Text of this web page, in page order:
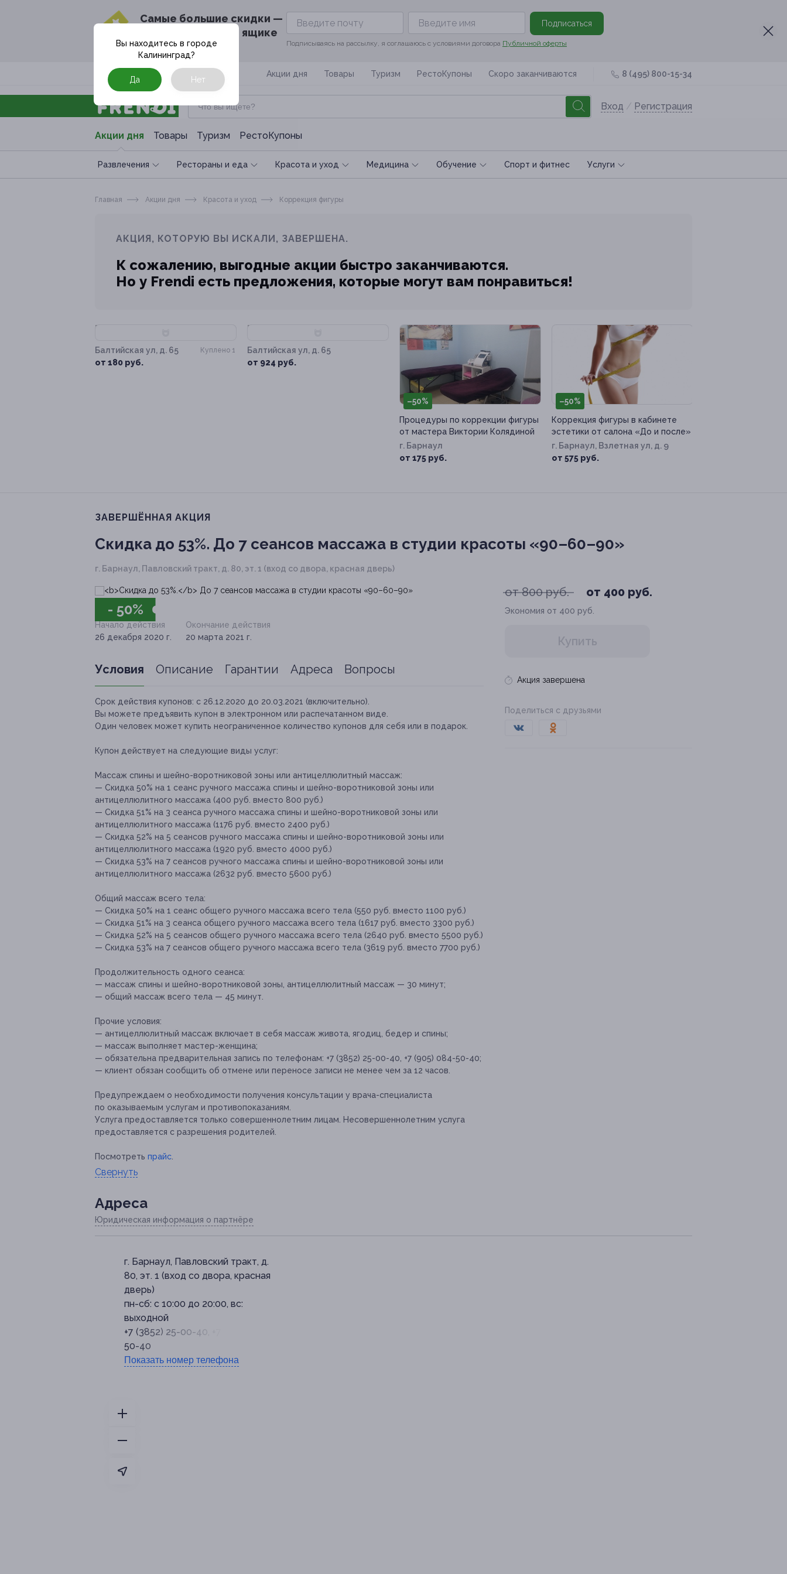
Cамые большие скидки —
в твоём почтовом ящике
Подписаться
Подписываясь на рассылку, я соглашаюсь с условиями договора Публичной оферты
Москва Акции дня Товары Туризм РестоКупоны Скоро заканчиваются 8 (495) 800-15-34
Вход / Регистрация
Акции дня Товары Туризм РестоКупоны
Развлечения Рестораны и еда Красота и уход Медицина Обучение Спoрт и фитнес Услуги
Вы находитесь в городе
Калининград?
Да Нет
Главная Акции дня Красота и уход Коррекция фигуры
АКЦИЯ, КОТОРУЮ ВЫ ИСКАЛИ, ЗАВЕРШЕНА.
К сожалению, выгодные акции быстро заканчиваются.
Но у Frendi есть предложения, которые могут вам понравиться!
Балтийская ул, д. 65
от 180 руб.
Куплено 1
Балтийская ул, д. 65
от 924 руб.
–50%
Процедуры по коррекции фигуры
от мастера Виктории Колядиной
г. Барнаул
от 175 руб.
–50%
Коррекция фигуры в кабинете
эстетики от салона «До и после»
г. Барнаул, Взлетная ул, д. 9
от 575 руб.
ЗАВЕРШЁННАЯ АКЦИЯ
Скидка до 53%. До 7 сеансов массажа в студии красоты «90–60–90»
г. Барнаул, Павловский тракт, д. 80, эт. 1 (вход со двора, красная дверь)
- 50%
от 800 руб. от 400 руб.
Экономия от 400 руб.
Купить
Акция завершена
Поделиться с друзьями
Начало действия
26 декабря 2020 г.
Окончание действия
20 марта 2021 г.
Условия Описание Гарантии Адреса Вопросы
Срок действия купонов: с 26.12.2020 до 20.03.2021 (включительно).
Вы можете предъявить купон в электронном или распечатанном виде.
Один человек может купить неограниченное количество купонов для себя или в подарок.
Купон действует на следующие виды услуг:
Массаж спины и шейно-воротниковой зоны или антицеллюлитный массаж:
— Скидка 50% на 1 сеанс ручного массажа спины и шейно-воротниковой зоны или
антицеллюлитного массажа (400 руб. вместо 800 руб.)
— Скидка 51% на 3 сеанса ручного массажа спины и шейно-воротниковой зоны или
антицеллюлитного массажа (1176 руб. вместо 2400 руб.)
— Скидка 52% на 5 сеансов ручного массажа спины и шейно-воротниковой зоны или
антицеллюлитного массажа (1920 руб. вместо 4000 руб.)
— Скидка 53% на 7 сеансов ручного массажа спины и шейно-воротниковой зоны или
антицеллюлитного массажа (2632 руб. вместо 5600 руб.)
Общий массаж всего тела:
— Скидка 50% на 1 сеанс общего ручного массажа всего тела (550 руб. вместо 1100 руб.)
— Скидка 51% на 3 сеанса общего ручного массажа всего тела (1617 руб. вместо 3300 руб.)
— Скидка 52% на 5 сеансов общего ручного массажа всего тела (2640 руб. вместо 5500 руб.)
— Скидка 53% на 7 сеансов общего ручного массажа всего тела (3619 руб. вместо 7700 руб.)
Продолжительность одного сеанса:
— массаж спины и шейно-воротниковой зоны, антицеллюлитный массаж — 30 минут;
— общий массаж всего тела — 45 минут.
Прочие условия:
— антицеллюлитный массаж включает в себя массаж живота, ягодиц, бедер и спины;
— массаж выполняет мастер-женщина;
— обязательна предварительная запись по телефонам: +7 (3852) 25-00-40, +7 (905) 084-50-40;
— клиент обязан сообщить об отмене или переносе записи не менее чем за 12 часов.
Предупреждаем о необходимости получения консультации у врача-специалиста
по оказываемым услугам и противопоказаниям.
Услуга предоставляется только совершеннолетним лицам. Несовершеннолетним услуга
предоставляется с разрешения родителей.
Посмотреть прайс
Свернуть
Адресa
Юридическая информация о партнёре
г. Барнаул, Павловский тракт, д.
80, эт. 1 (вход со двора, красная
дверь)
пн-сб: с 10:00 до 20:00, вс:
выходной
+7 (3852) 25-00-40, +7 (905) 084-
50-40
Показать номер телефона